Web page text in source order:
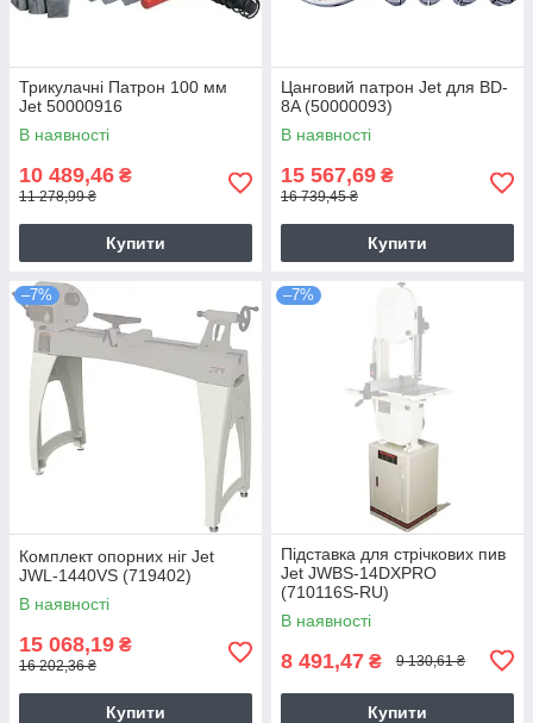
Трикулачні Патрон 100 мм
Jet 50000916
В наявності
10 489,46 ₴
11 278,99 ₴
Купити
Цанговий патрон Jet для ВD-
8A (50000093)
В наявності
15 567,69 ₴
16 739,45 ₴
Купити
–7%
Комплект опорних ніг Jet
JWL-1440VS (719402)
В наявності
15 068,19 ₴
16 202,36 ₴
Купити
–7%
Підставка для стрічкових пив
Jet JWBS-14DXPRO
(710116S-RU)
В наявності
8 491,47 ₴ 9 130,61 ₴
Купити